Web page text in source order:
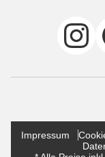
Impressum